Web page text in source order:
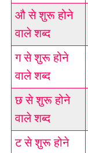
औ से शुरू होने
वाले शब्द
ग से शुरू होने
वाले शब्द
छ से शुरू होने
वाले शब्द
ट से शुरू होने